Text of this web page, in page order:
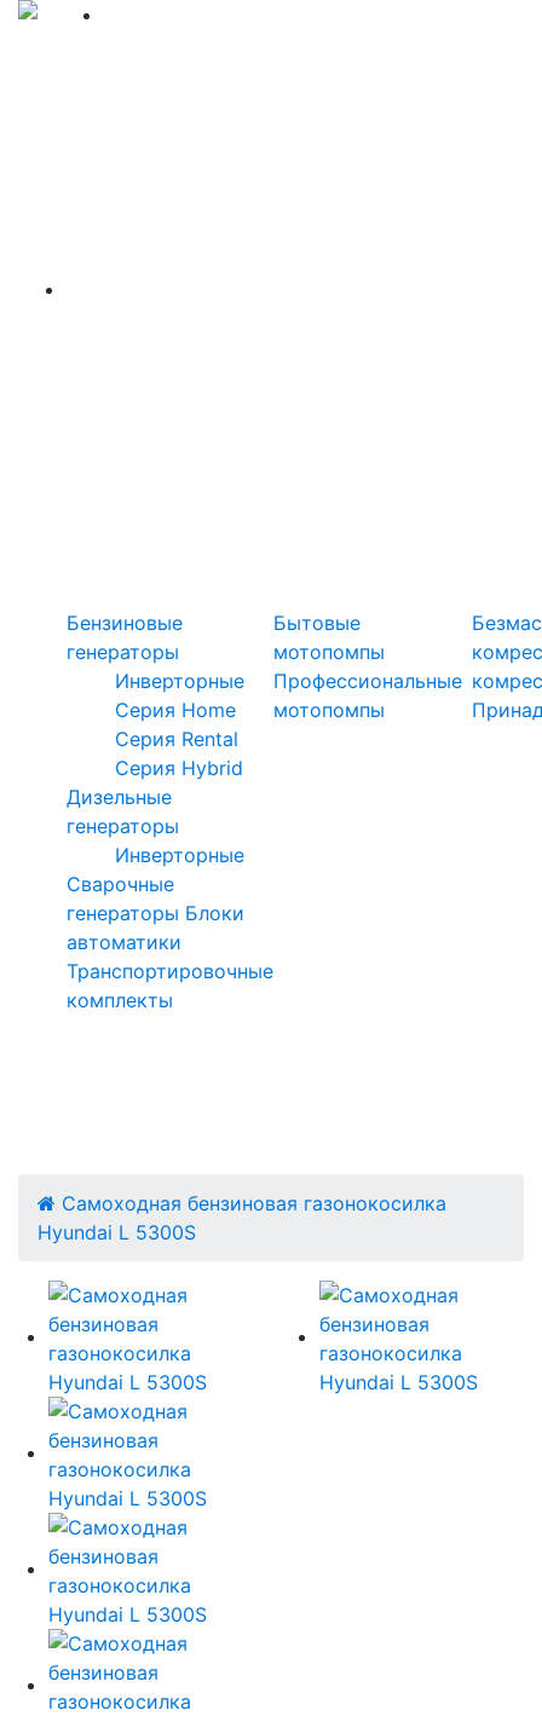
Бензиновые
генераторы
Инверторные
Серия Home
Серия Rental
Серия Hybrid
Дизельные
генераторы
Инверторные
Сварочные
генераторы Блоки
автоматики
Транспортировочные
комплекты
Бытовые
мотопомпы
Профессиональные
мотопомпы
Самоходная бензиновая газонокосилка
Hyundai L 5300S